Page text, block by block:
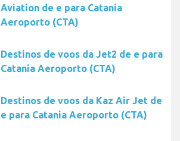
Aviation de e para Catania
Aeroporto (CTA)
Destinos de voos da Jet2 de e para
Catania Aeroporto (CTA)
Destinos de voos da Kaz Air Jet de
e para Catania Aeroporto (CTA)